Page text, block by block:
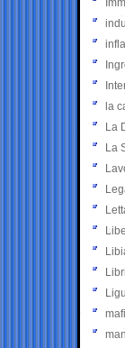
la
La
La
Libri